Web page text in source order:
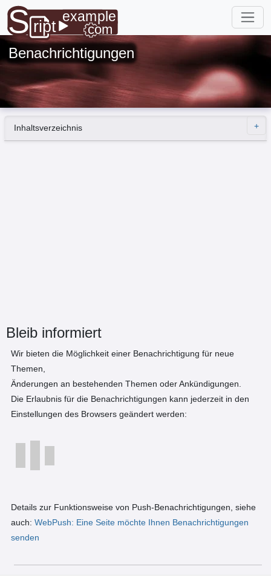
Benachrichtigungen
Inhaltsverzeichnis
Bleib informiert
Wir bieten die Möglichkeit einer Benachrichtigung für neue
Themen,
Änderungen an bestehenden Themen oder Ankündigungen.
Die Erlaubnis für die Benachrichtigungen kann jederzeit in den
Einstellungen des Browsers geändert werden:
Details zur Funktionsweise von Push-Benachrichtigungen, siehe
auch: WebPush: Eine Seite möchte Ihnen Benachrichtigungen
senden